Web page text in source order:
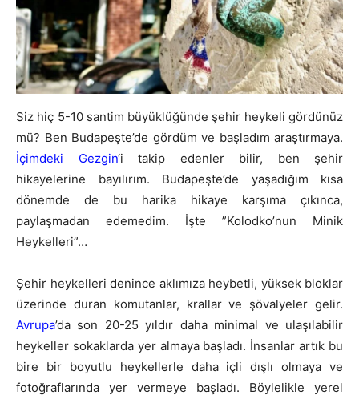
Siz hiç 5-10 santim büyüklüğünde şehir heykeli gördünüz
mü? Ben Budapeşte’de gördüm ve başladım araştırmaya.
İçimdeki Gezgin‘i takip edenler bilir, ben şehir
hikayelerine bayılırım. Budapeşte’de yaşadığım kısa
dönemde de bu harika hikaye karşıma çıkınca,
paylaşmadan edemedim. İşte ”Kolodko’nun Minik
Heykelleri”…
Şehir heykelleri denince aklımıza heybetli, yüksek bloklar
üzerinde duran komutanlar, krallar ve şövalyeler gelir.
Avrupa’da son 20-25 yıldır daha minimal ve ulaşılabilir
heykeller sokaklarda yer almaya başladı. İnsanlar artık bu
bire bir boyutlu heykellerle daha içli dışlı olmaya ve
fotoğraflarında yer vermeye başladı. Böylelikle yerel